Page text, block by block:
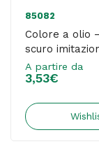
85082
Colore a olio
scuro
A partire da
3,53€